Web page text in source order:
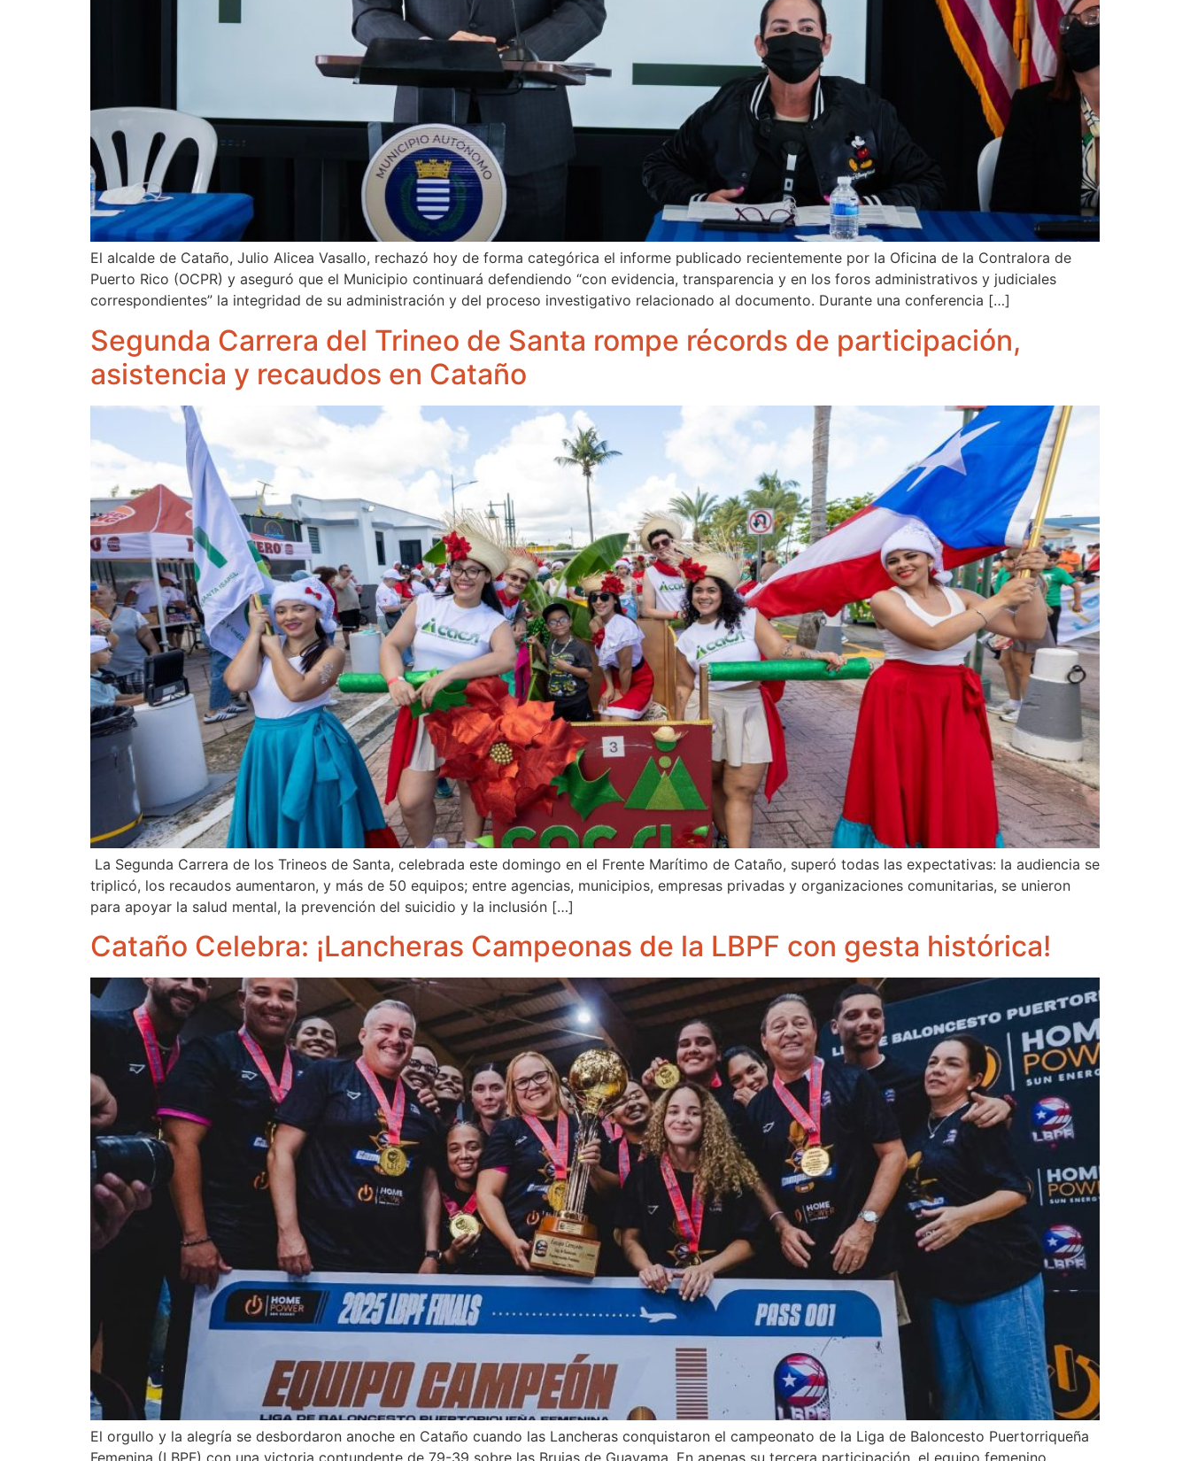
El alcalde de Cataño, Julio Alicea Vasallo, rechazó hoy de forma categórica el informe publicado recientemente por la Oficina de la Contralora de
Puerto Rico (OCPR) y aseguró que el Municipio continuará defendiendo “con evidencia, transparencia y en los foros administrativos y judiciales
correspondientes” la integridad de su administración y del proceso investigativo relacionado al documento. Durante una conferencia […]
Segunda Carrera del Trineo de Santa rompe récords de participación,
asistencia y recaudos en Cataño
La Segunda Carrera de los Trineos de Santa, celebrada este domingo en el Frente Marítimo de Cataño, superó todas las expectativas: la audiencia se
triplicó, los recaudos aumentaron, y más de 50 equipos; entre agencias, municipios, empresas privadas y organizaciones comunitarias, se unieron
para apoyar la salud mental, la prevención del suicidio y la inclusión […]
Cataño Celebra: ¡Lancheras Campeonas de la LBPF con gesta histórica!
El orgullo y la alegría se desbordaron anoche en Cataño cuando las Lancheras conquistaron el campeonato de la Liga de Baloncesto Puertorriqueña
Femenina (LBPF) con una victoria contundente de 79-39 sobre las Brujas de Guayama. En apenas su tercera participación, el equipo femenino